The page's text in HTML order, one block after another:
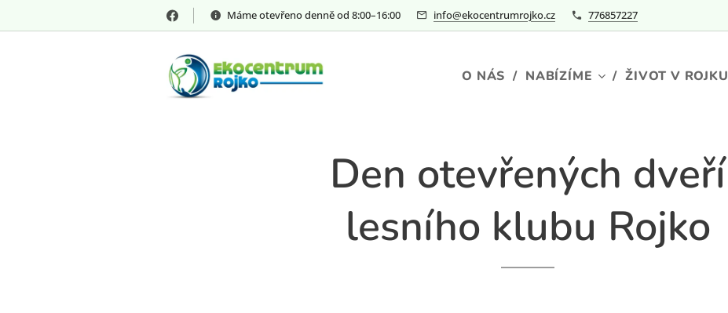
Máme otevřeno denně od 8:00–⁠⁠⁠⁠⁠16:00 info@ekocentrumrojko.cz 776857227
O NÁS NABÍZÍME ŽIVOT V ROJKU
Den otevřených dveří
lesního klubu Rojko